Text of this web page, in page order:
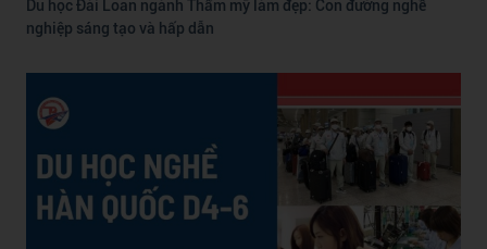
Du học Đài Loan ngành Thẩm mỹ làm đẹp: Con đường nghề
nghiệp sáng tạo và hấp dẫn